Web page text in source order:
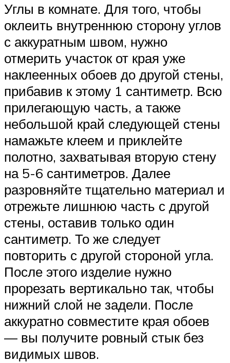
Углы в комнате. Для того, чтобы
оклеить внутреннюю сторону углов
с аккуратным швом, нужно
отмерить участок от края уже
наклеенных обоев до другой стены,
прибавив к этому 1 сантиметр. Всю
прилегающую часть, а также
небольшой край следующей стены
намажьте клеем и приклейте
полотно, захватывая вторую стену
на 5-6 сантиметров. Далее
разровняйте тщательно материал и
отрежьте лишнюю часть с другой
стены, оставив только один
сантиметр. То же следует
повторить с другой стороной угла.
После этого изделие нужно
прорезать вертикально так, чтобы
нижний слой не задели. После
аккуратно совместите края обоев
— вы получите ровный стык без
видимых швов.